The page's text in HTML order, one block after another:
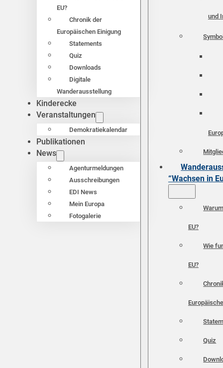
EU?
Chronik der
Europäischen Einigung
Statements
Quiz
Downloads
Digitale
Wanderausstellung
Kinderecke
Veranstaltungen
Demokratiekalendar
Publikationen
News
Agenturmeldungen
Ausschreibungen
EDI News
Mein Europa
Fotogalerie
und
“Wachsen in
EU?
Wie
EU?
Quiz